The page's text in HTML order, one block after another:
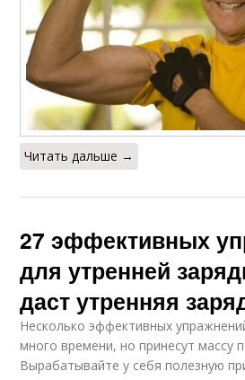
Читать дальше →
27 эффективных
для утренней
даст утренняя
Несколько эффективных
много времени, но принесут массу
Вырабатывайте у себя полезную